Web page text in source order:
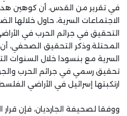
في تقرير من القدس، أن كوهين
الاجتماعات السرية، حاول خلالها
التحقيق في جرائم الحرب في
المحتلة.وذكر التحقيق الصحفي،
السرية مع بنسودا خلال السنوات
تحقيق رسمي في جرائم الحرب
ارتكبتها إسرائيل في الأراضي
ووفقا لصحيفة الجارديان، فإن قرار